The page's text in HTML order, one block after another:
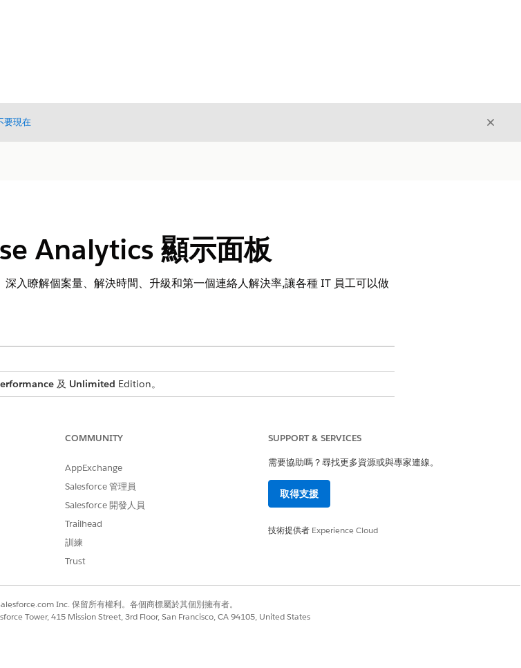
要現在 結束
Analytics 顯示面板
入瞭解個案量、解決時間、升級和第一個連絡人解決率,讓各種 IT 員工可以做
及 Unlimited Edition。
洞察。分析個案總數、已結束個案總數和已升級個案總數,以瞭解您的工作量。追蹤結束的
。依來源檢閱個案量與個案量趨勢線,以找出模式並妥善管理資源。
COMMUNITY
AppExchange
Salesforce 管理員
Salesforce 開發人員
Trailhead
訓練
Trust
SUPPORT & SERVICES
需要協助嗎？尋找更多資源或與專家連線。
取得支援
技術提供者 Experience Cloud
Inc. 保留所有權利。各個商標屬於其個別擁有者。
Tower, 415 Mission Street, 3rd Floor, San Francisco, CA 94105, United States